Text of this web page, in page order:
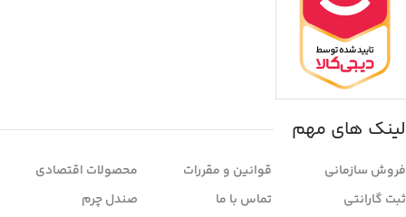
لینک های مهم
فروش سازمانی
ثبت گارانتی
قوانین و مقررات
تماس با ما
محصولات اقتصادی
صندل چرم